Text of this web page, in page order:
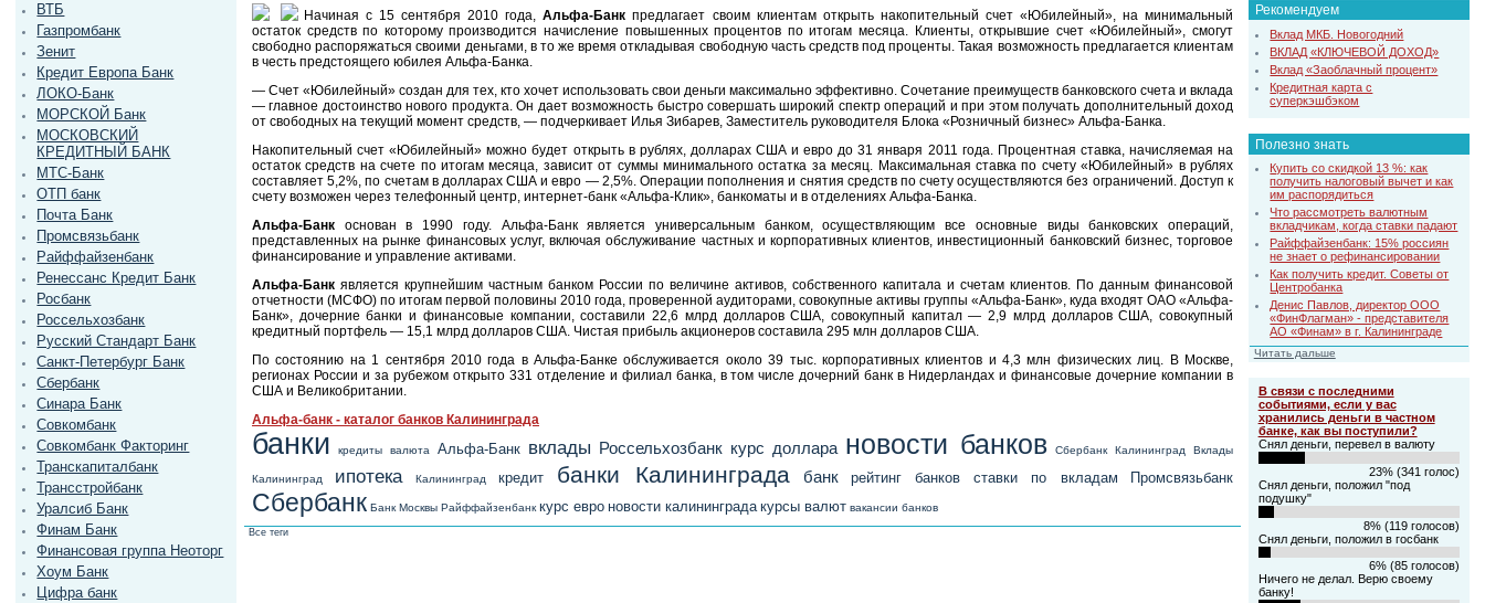
ВТБ
Газпромбанк
Зенит
Кредит Европа Банк
ЛОКО-Банк
МОРСКОЙ Банк
МОСКОВСКИЙ
КРЕДИТНЫЙ БАНК
МТС-Банк
ОТП банк
Почта Банк
Промсвязьбанк
Райффайзенбанк
Ренессанс Кредит Банк
Росбанк
Россельхозбанк
Русский Стандарт Банк
Санкт-Петербург Банк
Сбербанк
Синара Банк
Совкомбанк
Совкомбанк Факторинг
Транскапиталбанк
Трансстройбанк
Уралсиб Банк
Финам Банк
Финансовая группа Неоторг
Хоум Банк
Цифра банк
Начиная с 15 сентября 2010 года,Альфа-Банк предлагает своим клиентам открыть накопительный счет «Юбилейный», на минимальный
остаток средств по которому производится начисление повышенных процентов по итогам месяца. Клиенты, открывшие счет «Юбилейный», смогут
свободно распоряжаться своими деньгами, в то же время откладывая свободную часть средств под проценты. Такая возможность предлагается клиентам
в честь предстоящего юбилея Альфа-Банка.
— Счет «Юбилейный» создан для тех, кто хочет использовать свои деньги максимально эффективно. Сочетание преимуществ банковского счета и вклада
— главное достоинство нового продукта. Он дает возможность быстро совершать широкий спектр операций и при этом получать дополнительный доход
от свободных на текущий момент средств, — подчеркивает Илья Зибарев, Заместитель руководителя Блока «Розничный бизнес» Альфа-Банка.
Накопительный счет «Юбилейный» можно будет открыть в рублях, долларах США и евро до 31 января 2011 года. Процентная ставка, начисляемая на
остаток средств на счете по итогам месяца, зависит от суммы минимального остатка за месяц. Максимальная ставка по счету «Юбилейный» в рублях
составляет 5,2%, по счетам в долларах США и евро — 2,5%. Операции пополнения и снятия средств по счету осуществляются без ограничений. Доступ к
счету возможен через телефонный центр, интернет-банк «Альфа-Клик», банкоматы и в отделениях Альфа-Банка.
Альфа-Банк основан в 1990 году. Альфа-Банк является универсальным банком, осуществляющим все основные виды банковских операций,
представленных на рынке финансовых услуг, включая обслуживание частных и корпоративных клиентов, инвестиционный банковский бизнес, торговое
финансирование и управление активами.
Альфа-Банк является крупнейшим частным банком России по величине активов, собственного капитала и счетам клиентов. По данным финансовой
отчетности (МСФО) по итогам первой половины 2010 года, проверенной аудиторами, совокупные активы группы «Альфа-Банк», куда входят ОАО «Альфа-
Банк», дочерние банки и финансовые компании, составили 22,6 млрд долларов США, совокупный капитал — 2,9 млрд долларов США, совокупный
кредитный портфель — 15,1 млрд долларов США. Чистая прибыль акционеров составила 295 млн долларов США.
По состоянию на 1 сентября 2010 года в Альфа-Банке обслуживается около 39 тыс. корпоративных клиентов и 4,3 млн физических лиц. В Москве,
регионах России и за рубежом открыто 331 отделение и филиал банка, в том числе дочерний банк в Нидерландах и финансовые дочерние компании в
США и Великобритании.
Альфа-банк - каталог банков Калининграда
банки кредиты валюта Альфа-Банк вклады Россельхозбанк курс доллара новости банков Сбербанк Калининград Вклады
Калининград ипотека Калининград кредит банки Калининграда банк рейтинг банков ставки по вкладам Промсвязьбанк
Сбербанк Банк Москвы Райффайзенбанк курс евро новости калининграда курсы валют вакансии банков
Все теги
Рекомендуем
Вклад МКБ. Новогодний
ВКЛАД «КЛЮЧЕВОЙ ДОХОД»
Вклад «Заоблачный процент»
Кредитная карта с
суперкэшбэком
Полезно знать
Купить со скидкой 13 %: как
получить налоговый вычет и как
им распорядиться
Что рассмотреть валютным
вкладчикам, когда ставки падают
Райффайзенбанк: 15% россиян
не знает о рефинансировании
Как получить кредит. Советы от
Центробанка
Денис Павлов, директор ООО
«ФинФлагман» - представителя
АО «Финам» в г. Калининграде
Читать дальше
В связи с последними
событиями, если у вас
хранились деньги в частном
банке, как вы поступили?
Снял деньги, перевел в валюту
23% (341 голос)
Снял деньги, положил "под
подушку"
8% (119 голосов)
Снял деньги, положил в госбанк
6% (85 голосов)
Ничего не делал. Верю своему
банку!